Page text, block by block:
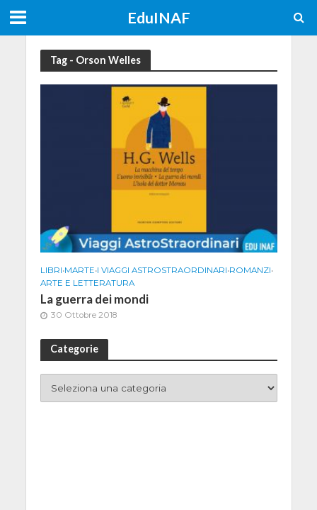
EduINAF
Tag - Orson Welles
LIBRI•MARTE•I VIAGGI ASTROSTRAORDINARI•ROMANZI•
ARTE E LETTERATURA
La guerra dei mondi
30 Ottobre 2018
Categorie